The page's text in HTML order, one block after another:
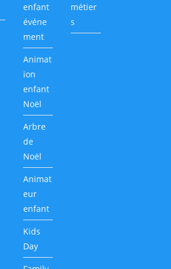
enfant
événe
ment
Animat
ion
enfant
Noël
Arbre
de
Noël
Animat
eur
enfant
Kids
Day
métier
s